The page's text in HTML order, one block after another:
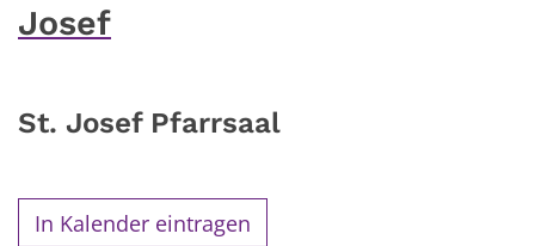
Josef
St. Josef Pfarrsaal
In Kalender eintragen